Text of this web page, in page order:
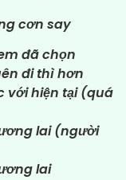
cơn say
đã chọn
đi thì hơn
với hiện tại (quá
lai (người
lai